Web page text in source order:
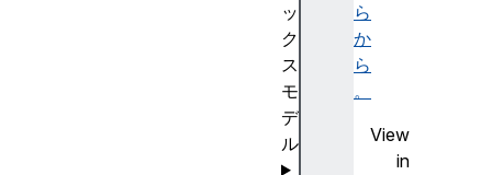
ら
か
ら
。
View
in
ッ
ク
ス
モ
デ
ル